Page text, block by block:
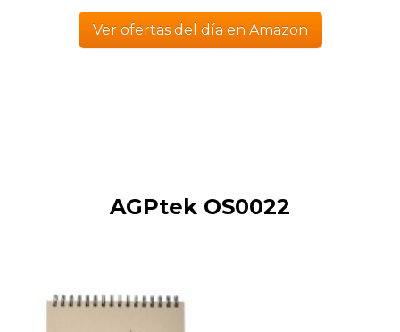
Ver ofertas del día en Amazon
AGPtek OS0022